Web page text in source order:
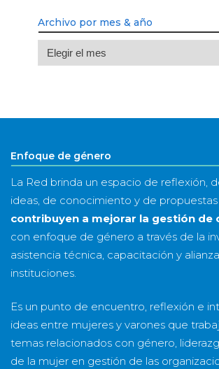
Archivo por mes & año
Archivo
por
año
Enfoque de género
La Red brinda un espacio de reflexión,
ideas, de conocimiento y de
contribuyen a mejorar la gestión de
con enfoque de género a través de la
asistencia técnica, capacitación y
instituciones.
Es un punto de encuentro, reflexión e
ideas entre mujeres y varones que
temas relacionados con género,
de la mujer en gestión de las